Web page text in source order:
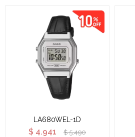
LA680WEL-1D
$ 4.941 $ 5.490